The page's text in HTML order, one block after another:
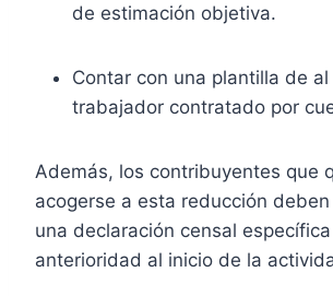
de estimación objetiva.
Contar con una plantilla de
trabajador contratado por
Además, los contribuyentes que
acogerse a esta reducción
una declaración censal
anterioridad al inicio de la